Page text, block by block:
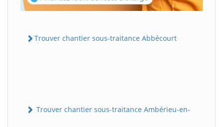
Trouver chantier sous-traitance Abbécourt
Trouver chantier sous-traitance Ambérieu-en-